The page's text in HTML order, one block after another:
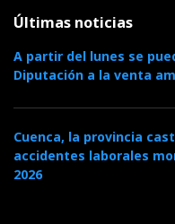
Últimas noticias
A partir del lunes se
Diputación a la venta
Cuenca, la provincia
accidentes laborales
2026